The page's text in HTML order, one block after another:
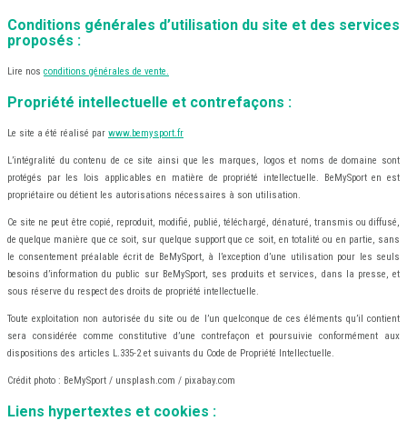
Conditions générales d’utilisation du site et des services
proposés :
Lire nos conditions générales de vente.
Propriété intellectuelle et contrefaçons :
Le site a été réalisé par www.bemysport.fr
L’intégralité du contenu de ce site ainsi que les marques, logos et noms de domaine sont
protégés par les lois applicables en matière de propriété intellectuelle. BeMySport en est
propriétaire ou détient les autorisations nécessaires à son utilisation.
Ce site ne peut être copié, reproduit, modifié, publié, téléchargé, dénaturé, transmis ou diffusé,
de quelque manière que ce soit, sur quelque support que ce soit, en totalité ou en partie, sans
le consentement préalable écrit de BeMySport, à l’exception d’une utilisation pour les seuls
besoins d’information du public sur BeMySport, ses produits et services, dans la presse, et
sous réserve du respect des droits de propriété intellectuelle.
Toute exploitation non autorisée du site ou de l’un quelconque de ces éléments qu’il contient
sera considérée comme constitutive d’une contrefaçon et poursuivie conformément aux
dispositions des articles L.335-2 et suivants du Code de Propriété Intellectuelle.
Crédit photo : BeMySport / unsplash.com / pixabay.com
Liens hypertextes et cookies :